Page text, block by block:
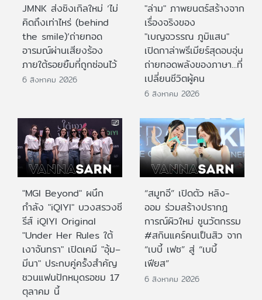
JMNK ส่งซิงเกิลใหม่ ‘ไม่
คิดถึงเท่าไหร่ (behind
the smile)’ถ่ายทอด
อารมณ์ผ่านเสียงร้อง
ภายใต้รอยยิ้มที่ถูกซ่อนไว้
6 สิงหาคม 2026
"ล่าม" ภาพยนตร์สร้างจาก
เรื่องจริงของ
"เบญจวรรณ ภูมิแสน"
เปิดกาล่าพรีเมียร์สุดอบอุ่น
ถ่ายทอดพลังของภาษา...ที่
เปลี่ยนชีวิตผู้คน
6 สิงหาคม 2026
"MGI Beyond" ผนึก
กำลัง "iQIYI" บวงสรวงซี
รีส์ iQIYI Original
"Under Her Rules ใต้
เงาจันทรา" เปิดเคมี "อุ้ม–
มีนา" ประกบคู่ครั้งสำคัญ
ชวนแฟนปักหมุดรอชม 17
ตุลาคม นี้
“สมูทอี” เปิดตัว หลิง-
ออม ร่วมสร้างปรากฎ
การณ์ผิวใหม่ ชูนวัตกรรม
#สกินแคร์คนเป็นสิว จาก
“เบบี้ เฟซ” สู่ “เบบี้
เฟียส”
6 สิงหาคม 2026